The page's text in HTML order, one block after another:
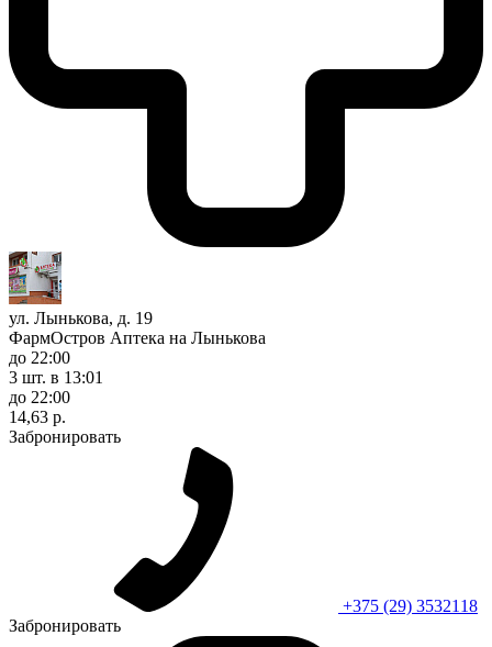
ул. Лынькова, д. 19
ФармОстров Аптека на Лынькова
до 22:00
3 шт. в 13:01
до 22:00
14,63 р.
Забронировать
+375 (29) 3532118
Забронировать